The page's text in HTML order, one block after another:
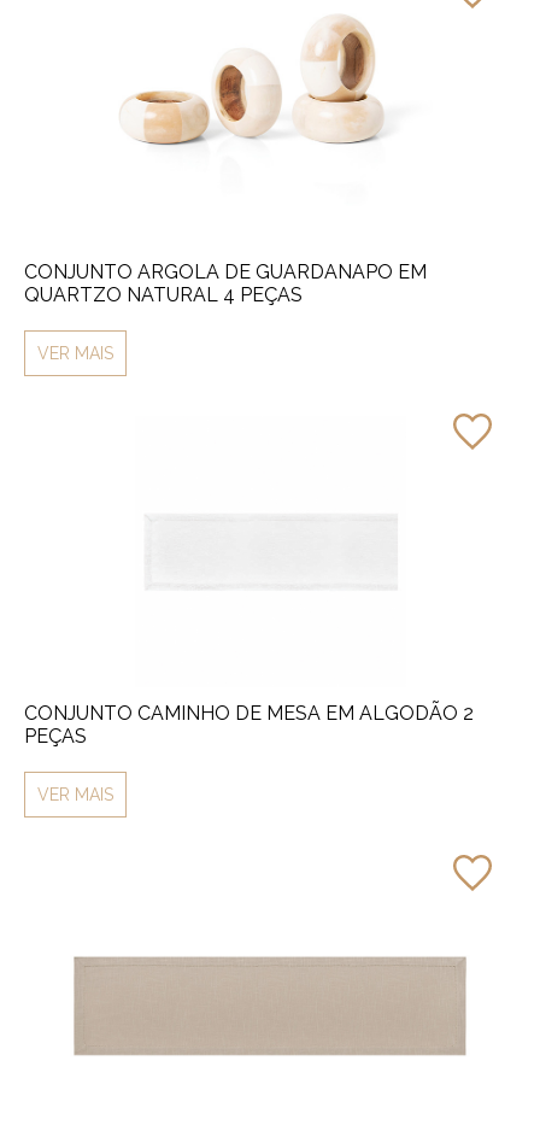
CONJUNTO ARGOLA DE GUARDANAPO EM
QUARTZO NATURAL 4 PEÇAS
VER MAIS
CONJUNTO CAMINHO DE MESA EM ALGODÃO 2
PEÇAS
VER MAIS